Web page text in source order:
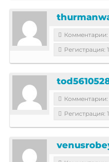
Комментарии:
Регистрация:
Комментарии:
Регистрация: